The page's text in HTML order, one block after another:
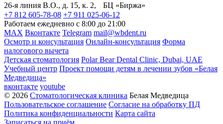
26-я линия В.О., д. 15, к. 2, БЦ «Биржа»
+7 812 605-78-08 +7 911 025-06-12
Работаем ежедневно с 8:00 до 21:00
MAX Вконтакте Telegram mail@wbdent.ru
Осмотр и консультация Онлайн-консультация Форма
налогового вычета
Детская стоматология Polar Bear Dental Clinic, Dubai, UAE
Учебный центр Проект помощи детям в лечении зубов «Белая
Медведица»
вконтакте youtube
© 2026 Стоматологическая клиника Белая Медведица
Пользовательское соглашение Согласие на обработку ПД
Политика конфиденциальности Карта сайта
Записаться на приём